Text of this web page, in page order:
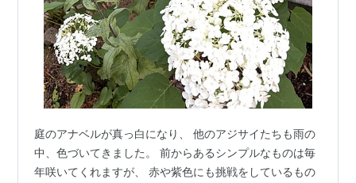
庭のアナベルが真っ白になり、 他のアジサイたちも雨の
中、色づいてきました。 前からあるシンプルなものは毎
年咲いてくれますが、 赤や紫色にも挑戦をしているもの